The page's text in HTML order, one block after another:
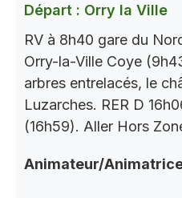
Départ : Orry la Ville
RV à 8h40 gare du
Orry-la-Ville Coye
arbres entrelacés, le
Luzarches. RER D
(16h59). Aller Hors
Animateur/